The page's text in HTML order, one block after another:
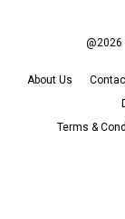
About Us
Terms &